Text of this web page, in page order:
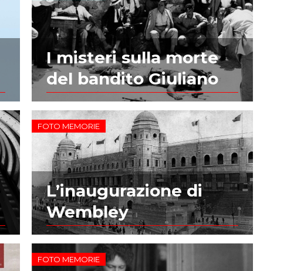
I misteri sulla morte
del bandito Giuliano
FOTO MEMORIE
L’inaugurazione di
Wembley
FOTO MEMORIE